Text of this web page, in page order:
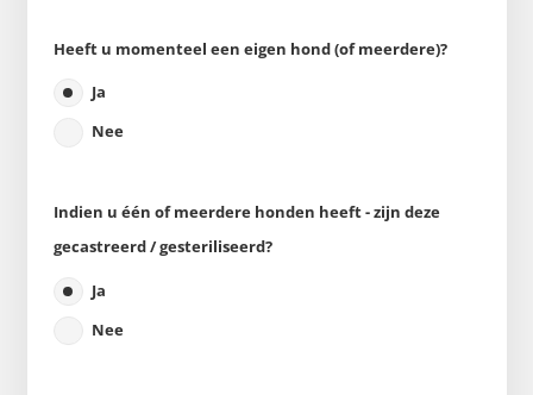
Heeft u momenteel een eigen hond (of meerdere)?
Ja
Nee
Indien u één of meerdere honden heeft - zijn deze
gecastreerd / gesteriliseerd?
Ja
Nee